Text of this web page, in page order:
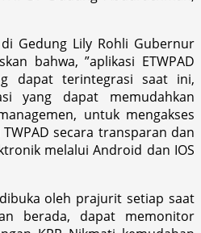
Gedung Lily Rohli Gubernur
bahwa, ”aplikasi ETWPAD
dapat terintegrasi saat ini,
yang dapat memudahkan
untuk mengakses
secara transparan dan
melalui Android dan IOS
oleh prajurit setiap saat
berada, dapat memonitor